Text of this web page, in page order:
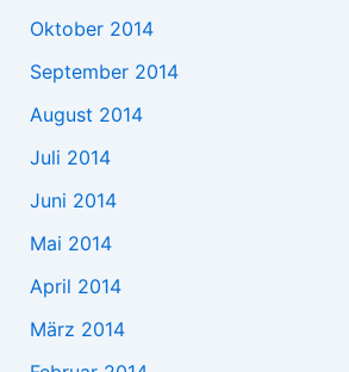
Oktober 2014
September 2014
August 2014
Juli 2014
Juni 2014
Mai 2014
April 2014
März 2014